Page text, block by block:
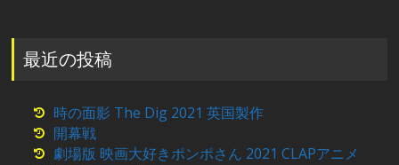
最近の投稿
時の面影 The Dig 2021 英国製作
開幕戦
劇場版 映画大好きポンポさん 2021 CLAPアニメ